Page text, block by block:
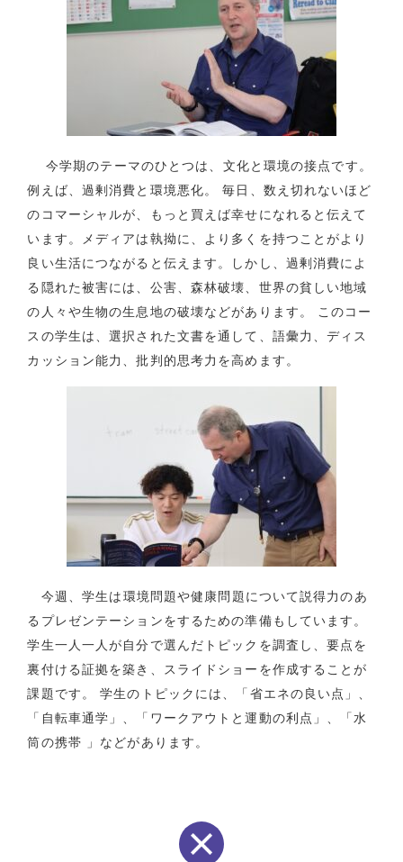
今学期のテーマのひとつは、文化と環境の接点です。
例えば、過剰消費と環境悪化。 毎日、数え切れないほど
のコマーシャルが、もっと買えば幸せになれると伝えて
います。メディアは執拗に、より多くを持つことがより
良い生活につながると伝えます。しかし、過剰消費によ
る隠れた被害には、公害、森林破壊、世界の貧しい地域
の人々や生物の生息地の破壊などがあります。 このコー
スの学生は、選択された文書を通して、語彙力、ディス
カッション能力、批判的思考力を高めます。
今週、学生は環境問題や健康問題について説得力のあ
るプレゼンテーションをするための準備もしています。
学生一人一人が自分で選んだトピックを調査し、要点を
裏付ける証拠を築き、スライドショーを作成することが
課題です。 学生のトピックには、「省エネの良い点」、
「自転車通学」、「ワークアウトと運動の利点」、「水
筒の携帯 」などがあります。